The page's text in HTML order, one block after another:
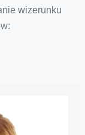
wizerunku